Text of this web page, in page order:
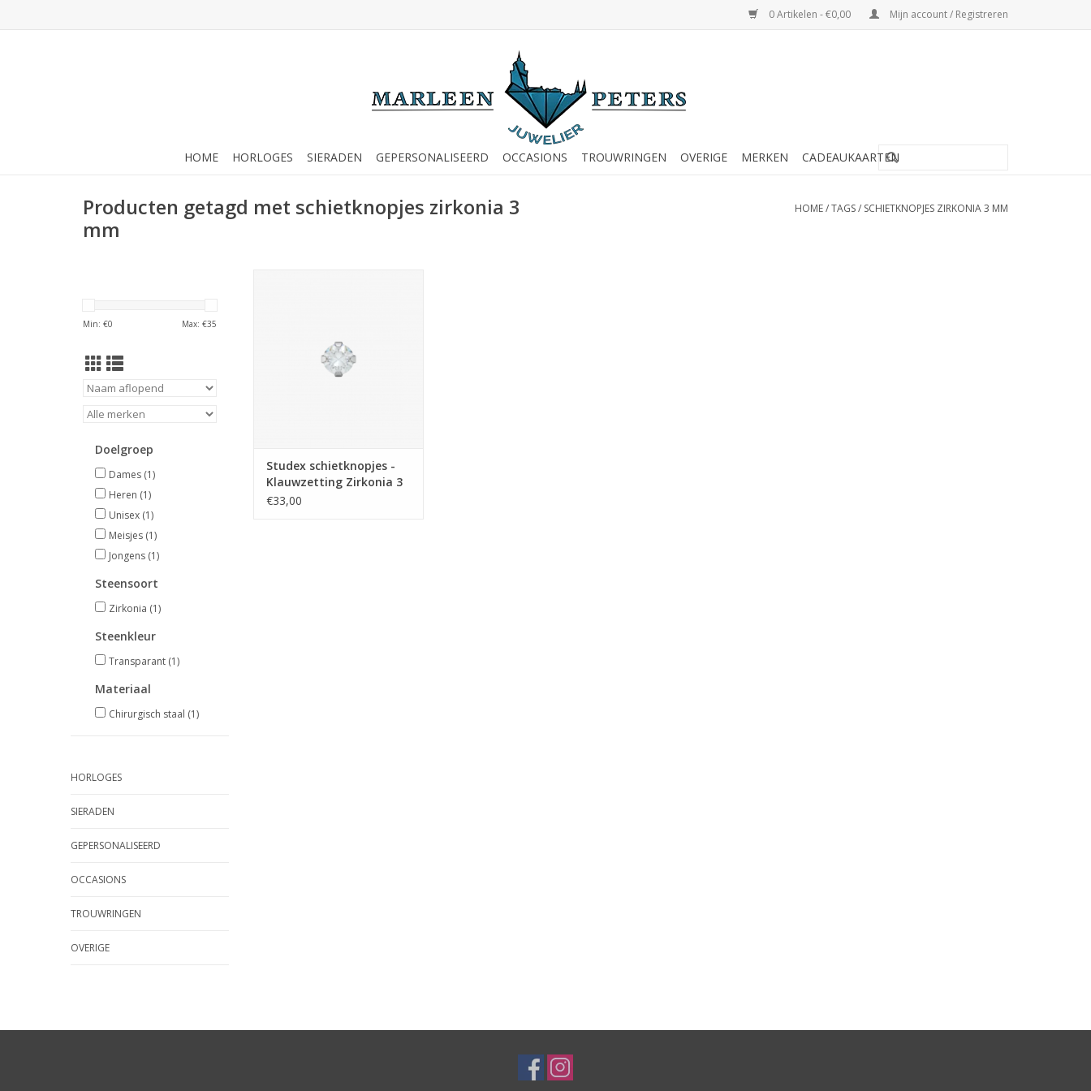
0 Artikelen - €0,00 Mijn account / Registreren
HOME HORLOGES SIERADEN GEPERSONALISEERD OCCASIONS TROUWRINGEN OVERIGE MERKEN CADEAUKAARTEN
Producten getagd met schietknopjes zirkonia 3
mm
HOME/TAGS/ SCHIETKNOPJES ZIRKONIA 3 MM
Min: €0 Max: €35
Doelgroep
Dames (1)
Heren (1)
Unisex (1)
Meisjes (1)
Jongens (1)
Steensoort
Zirkonia (1)
Steenkleur
Transparant (1)
Materiaal
Chirurgisch staal (1)
HORLOGES
SIERADEN
GEPERSONALISEERD
OCCASIONS
TROUWRINGEN
OVERIGE
Studex schietknopjes -
Klauwzetting Zirkonia 3
mm - 7512-0100 (111)
€33,00